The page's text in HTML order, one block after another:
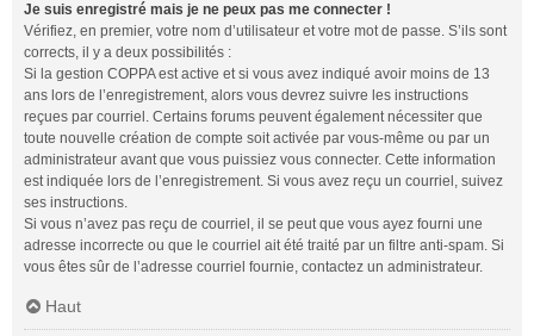
Je suis enregistré mais je ne peux pas me connecter !
Vérifiez, en premier, votre nom d’utilisateur et votre mot de passe. S’ils sont
corrects, il y a deux possibilités :
Si la gestion COPPA est active et si vous avez indiqué avoir moins de 13
ans lors de l’enregistrement, alors vous devrez suivre les instructions
reçues par courriel. Certains forums peuvent également nécessiter que
toute nouvelle création de compte soit activée par vous-même ou par un
administrateur avant que vous puissiez vous connecter. Cette information
est indiquée lors de l’enregistrement. Si vous avez reçu un courriel, suivez
ses instructions.
Si vous n’avez pas reçu de courriel, il se peut que vous ayez fourni une
adresse incorrecte ou que le courriel ait été traité par un filtre anti-spam. Si
vous êtes sûr de l’adresse courriel fournie, contactez un administrateur.
Haut